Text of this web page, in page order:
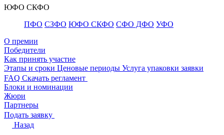
ЮФО СКФО
ПФО СЗФО ЮФО СКФО CФО ДФО УФО
О премии
Победители
Как принять участие
Этапы и сроки Ценовые периоды Услуга упаковки заявки
FAQ Скачать регламент
Блоки и номинации
Жюри
Партнеры
Подать заявку
Назад